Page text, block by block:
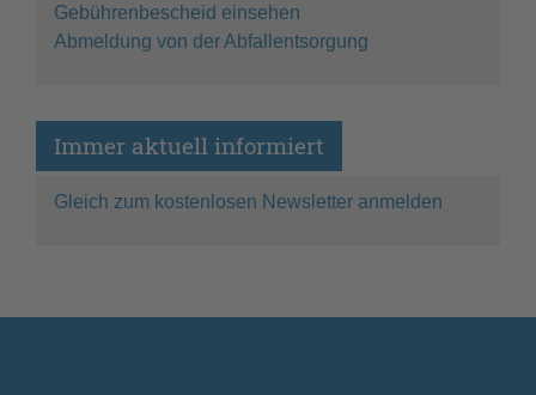
Gebührenbescheid einsehen
Abmeldung von der Abfallentsorgung
Immer aktuell informiert
Gleich zum kostenlosen Newsletter anmelden